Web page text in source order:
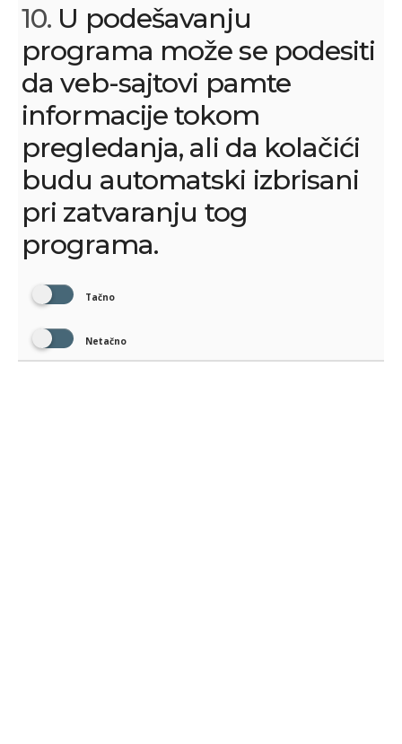
10. U podešavanju
programa može se podesiti
da veb-sajtovi pamte
informacije tokom
pregledanja, ali da kolačići
budu automatski izbrisani
pri zatvaranju tog
programa.
Tačno
Netačno